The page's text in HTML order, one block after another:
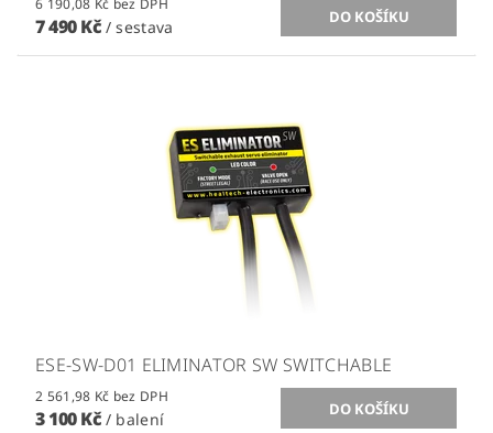
6 190,08 Kč bez DPH
7 490 Kč / sestava
ESE-SW-D01 ELIMINATOR SW SWITCHABLE
2 561,98 Kč bez DPH
3 100 Kč / balení